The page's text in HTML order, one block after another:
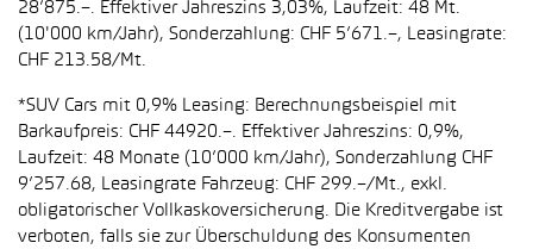
28’875.–. Effektiver Jahreszins 3,03%, Laufzeit: 48 Mt.
(10'000 km/Jahr), Sonderzahlung: CHF 5’671.–, Leasingrate:
CHF 213.58/Mt.
*SUV Cars mit 0,9% Leasing: Berechnungsbeispiel mit
Barkaufpreis: CHF 44920.–. Effektiver Jahreszins: 0,9%,
Laufzeit: 48 Monate (10’000 km/Jahr), Sonderzahlung CHF
9’257.68, Leasingrate Fahrzeug: CHF 299.–/Mt., exkl.
obligatorischer Vollkaskoversicherung. Die Kreditvergabe ist
verboten, falls sie zur Überschuldung des Konsumenten